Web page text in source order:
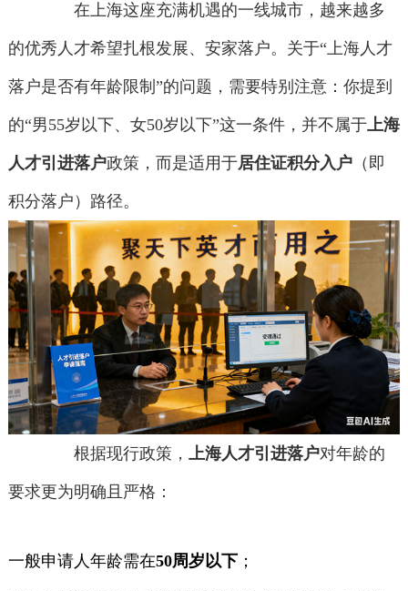
在上海这座充满机遇的一线城市，越来越多
的优秀人才希望扎根发展、安家落户。关于“上海人才
落户是否有年龄限制”的问题，需要特别注意：你提到
的“男55岁以下、女50岁以下”这一条件，并不属于上海
人才引进落户政策，而是适用于居住证积分入户（即
积分落户）路径。
根据现行政策，上海人才引进落户对年龄的
要求更为明确且严格：
一般申请人年龄需在50周岁以下；